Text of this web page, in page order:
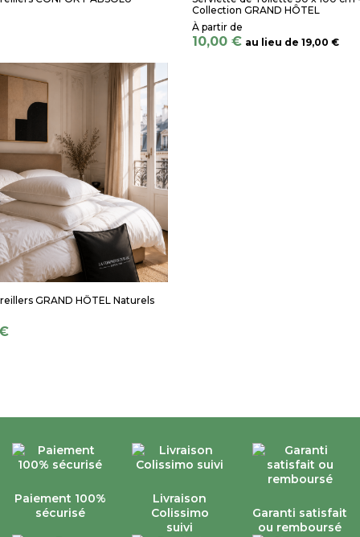
Collection GRAND HÔTEL
10,00 € au lieu de 19,00 €
GRAND HÔTEL Naturels
Paiement 100%
sécurisé
Livraison
Colissimo
suivi
Garanti satisfait
ou remboursé